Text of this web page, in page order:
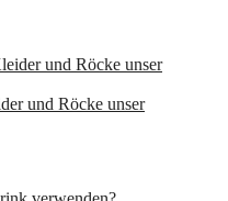
und Röcke unser